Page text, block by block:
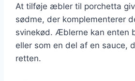
At tilføje æbler til porchetta
sødme, der komplementerer
svinekød. Æblerne kan enten
eller som en del af en sauce,
retten.